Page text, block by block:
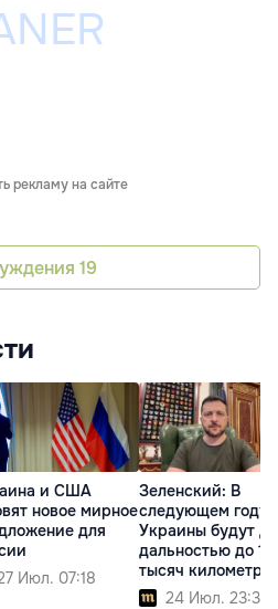
рекламу на сайте
19
и США
новое мирное
для
Июл. 07:18
Зеленский: В
следующем году
Украины будут
дальностью до 10
тысяч
24 Июл. 23:35